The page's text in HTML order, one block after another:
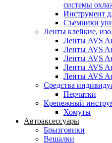
системы
Инструмент
Съемники
Ленты клейкие,
Ленты AVS
Ленты AVS
Ленты AVS
Ленты AVS
Ленты AVS
Средства
Перчатки
Крепежный
Хомуты
Автоаксессуары
Брызговики
Вешалки